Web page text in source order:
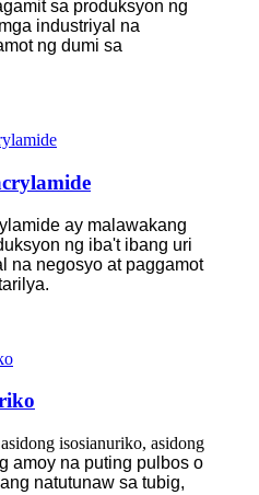
sa produksyon ng
industriyal na
ng dumi sa
ay malawakang
ng iba't ibang uri
na negosyo at paggamot
isosianuriko, asidong
amoy na puting pulbos o
natutunaw sa tubig,